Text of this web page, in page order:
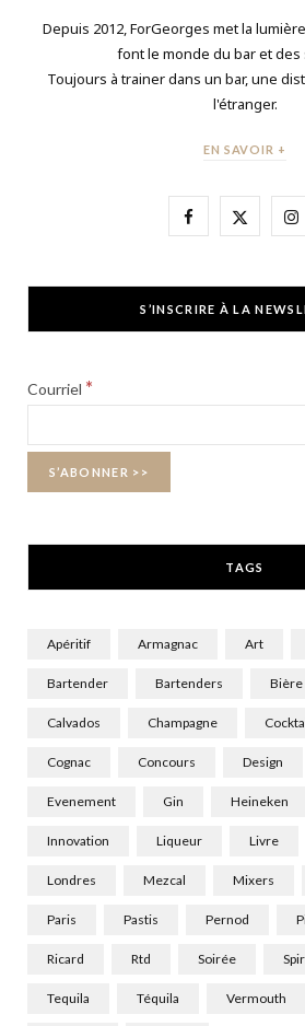
Depuis 2012, ForGeorges met la
font le monde du bar et des
Toujours à trainer dans un bar, une
l'étranger.
EN SAVOIR +
F
e
X
w
I
t
S’INSCRIRE À LA
Courriel *
TAGS
Apéritif Armagnac Art
Bartender Bartenders Bière
Calvados Champagne
Cognac Concours Design
Evenement Gin Heineken
Innovation Liqueur Livre
Londres Mezcal Mixers
Paris Pastis Pernod
Ricard Rtd Soirée
Tequila Téquila Vermouth